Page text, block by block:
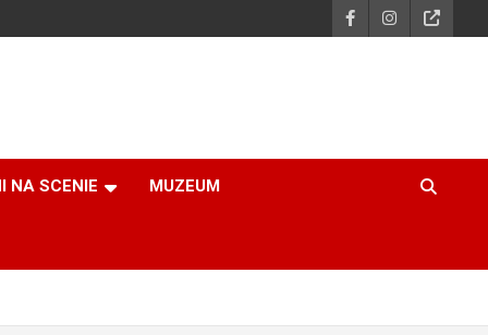
NA SCENIE MUZEUM